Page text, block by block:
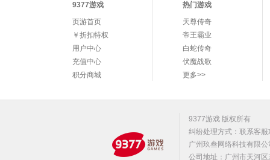
9377游戏
页游首页
￥折扣特权
用户中心
充值中心
积分商城
热门游戏
天尊传奇
帝王霸业
白蛇传奇
伏魔战歌
更多>>
9377游戏 版权所有
纠纷处理方式：联系客服
广州玖叁网络科技有限
公司地址：广州市天河